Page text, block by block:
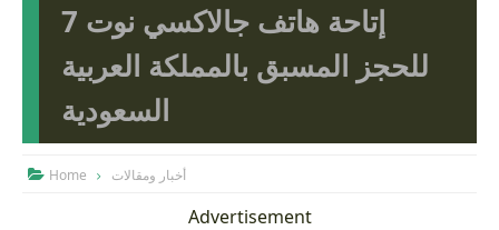
إتاحة هاتف جالاكسي نوت 7
للحجز المسبق بالمملكة العربية
السعودية
 Home أخبار ومقالات
Advertisement